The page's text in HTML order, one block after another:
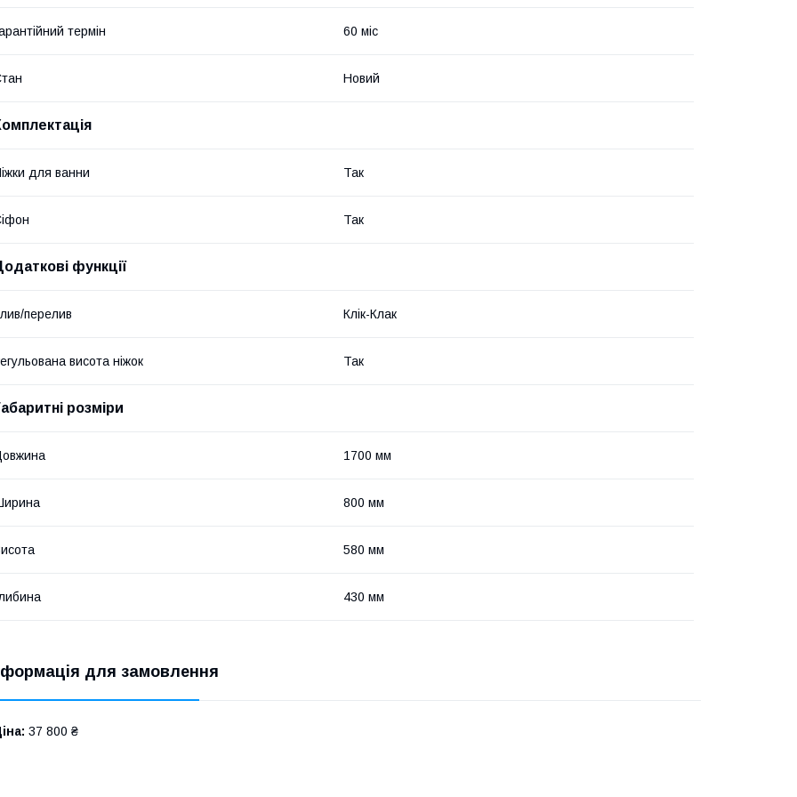
термін 60 міс
Новий
для ванни Так
Так
функції
перелив Клік-Клак
висота ніжок Так
розміри
1700 мм
800 мм
580 мм
430 мм
для замовлення
37 800 ₴